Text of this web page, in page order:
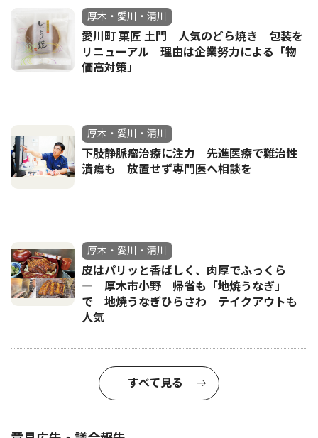
厚木・愛川・清川
愛川町 菓匠 土門 人気のどら焼き 包装を
リニューアル 理由は企業努力による「物
価高対策」
厚木・愛川・清川
下肢静脈瘤治療に注力 先進医療で難治性
潰瘍も 放置せず専門医へ相談を
厚木・愛川・清川
皮はパリッと香ばしく、肉厚でふっくら
― 厚木市小野 帰省も「地焼うなぎ」
で 地焼うなぎひらさわ テイクアウトも
人気
すべて見る